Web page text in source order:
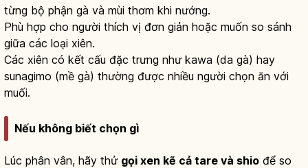
từng bộ phận gà và mùi thơm khi nướng.
Phù hợp cho người thích vị đơn giản hoặc muốn so sánh
giữa các loại xiên.
Các xiên có kết cấu đặc trưng như kawa (da gà) hay
sunagimo (mề gà) thường được nhiều người chọn ăn với
muối.
Nếu không biết chọn gì
Lúc phân vân, hãy thử gọi xen kẽ cả tare và shio để so